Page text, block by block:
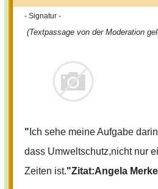
- Signatur -
(Textpassage von der Moderation
" Ich sehe meine Aufgabe
dass Umweltschutz,nicht nur
Zeiten ist."Zitat:Angela Merkel